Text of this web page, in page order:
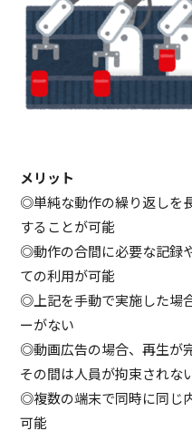
メリット
◎単純な動作の繰り返しを
することが可能
◎動作の合間に必要な記録
ての利用が可能
◎上記を手動で実施した場
ーがない
◎動画広告の場合、再生が
その間は人員が拘束されな
◎複数の端末で同時に同じ
可能